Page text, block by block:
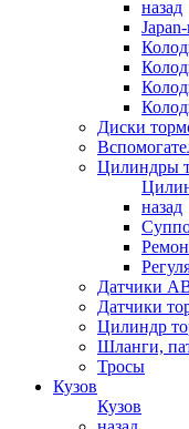
назад
Диски
Цилиндры
назад
Датчики
Датчики
Цилиндр
Шланги,
Тросы
Кузов
Кузов